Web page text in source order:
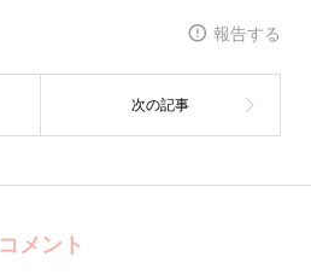
報告する
コメント